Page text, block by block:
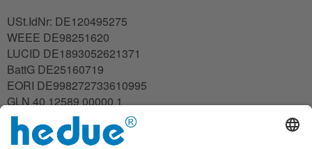
USt.IdNr: DE120495275
WEEE DE98251620
LUCID DE1893052621371
BattG DE25160719
EORI DE998272733610995
GLN 40 12589 00000 1
Vertreten durch:
Lutfiye Heesen